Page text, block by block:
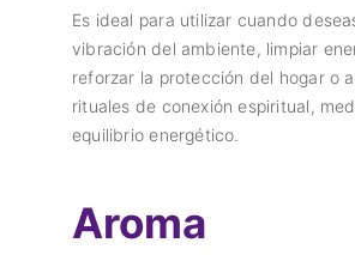
Es ideal para utilizar cuando
vibración del ambiente, limpiar
reforzar la protección del hogar o
rituales de conexión espiritual,
equilibrio energético.
Aroma